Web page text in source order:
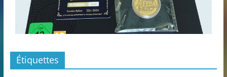
Étiquettes